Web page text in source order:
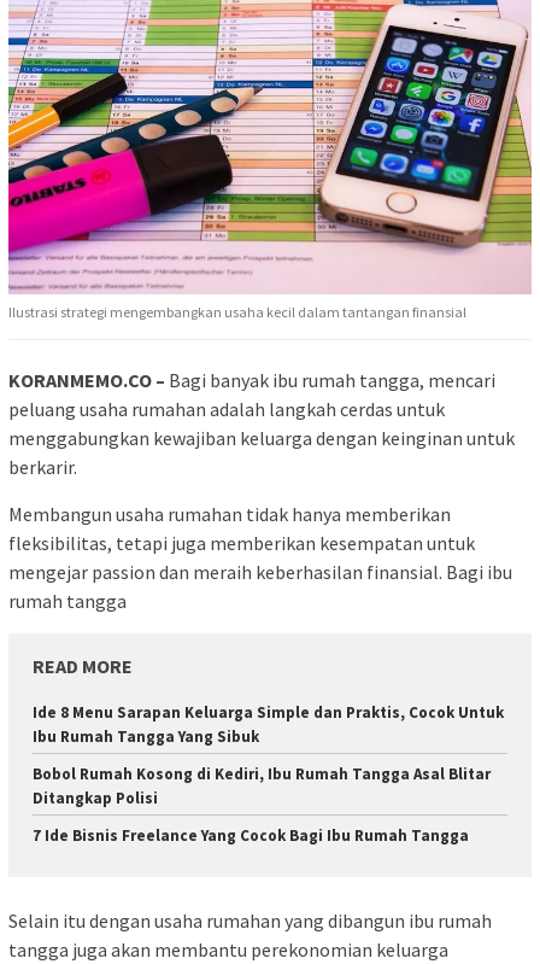
Ilustrasi strategi mengembangkan usaha kecil dalam tantangan finansial
KORANMEMO.CO – Bagi banyak ibu rumah tangga, mencari
peluang usaha rumahan adalah langkah cerdas untuk
menggabungkan kewajiban keluarga dengan keinginan untuk
berkarir.
Membangun usaha rumahan tidak hanya memberikan
fleksibilitas, tetapi juga memberikan kesempatan untuk
mengejar passion dan meraih keberhasilan finansial. Bagi ibu
rumah tangga
READ MORE
Ide 8 Menu Sarapan Keluarga Simple dan Praktis, Cocok Untuk
Ibu Rumah Tangga Yang Sibuk
Bobol Rumah Kosong di Kediri, Ibu Rumah Tangga Asal Blitar
Ditangkap Polisi
7 Ide Bisnis Freelance Yang Cocok Bagi Ibu Rumah Tangga
Selain itu dengan usaha rumahan yang dibangun ibu rumah
tangga juga akan membantu perekonomian keluarga